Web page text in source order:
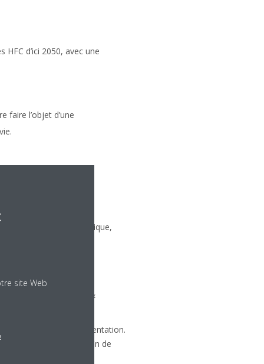
d’ici 2050, avec une
faire l’objet d’une
l’efficacité énergétique,
avec les
faire attention ? » et «
avec la réglementation.
et réparés jusqu’à la fin de
site Web